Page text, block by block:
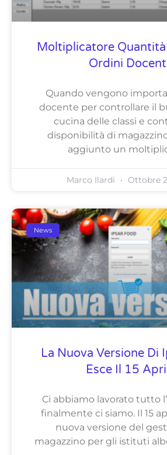
Moltiplicatore Quantità
Ordini
Quando vengono
docente per controllare il
cucina delle classi e
disponibilità di
aggiunto un
Marco Ilardi Ottobre
News
La Nuova Versione Di
Esce Il 15
Ci abbiamo lavorato tutto
finalmente ci siamo. Il 15
nuova versione del
magazzino per gli istituti